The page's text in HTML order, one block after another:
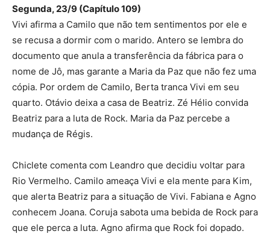
Segunda, 23/9 (Capítulo 109)
Vivi afirma a Camilo que não tem sentimentos por ele e
se recusa a dormir com o marido. Antero se lembra do
documento que anula a transferência da fábrica para o
nome de Jô, mas garante a Maria da Paz que não fez uma
cópia. Por ordem de Camilo, Berta tranca Vivi em seu
quarto. Otávio deixa a casa de Beatriz. Zé Hélio convida
Beatriz para a luta de Rock. Maria da Paz percebe a
mudança de Régis.
Chiclete comenta com Leandro que decidiu voltar para
Rio Vermelho. Camilo ameaça Vivi e ela mente para Kim,
que alerta Beatriz para a situação de Vivi. Fabiana e Agno
conhecem Joana. Coruja sabota uma bebida de Rock para
que ele perca a luta. Agno afirma que Rock foi dopado.